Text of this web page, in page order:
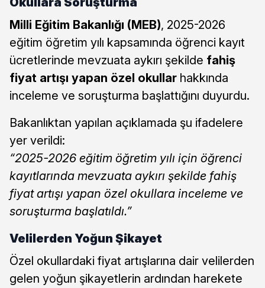
Milli Eğitim Bakanlığı (MEB), 2025-2026
eğitim öğretim yılı kapsamında öğrenci kayıt
ücretlerinde mevzuata aykırı şekilde fahiş
fiyat artışı yapan özel okullar hakkında
inceleme ve soruşturma başlattığını duyurdu.
Bakanlıktan yapılan açıklamada şu ifadelere
yer verildi:
“2025-2026 eğitim öğretim yılı için öğrenci
kayıtlarında mevzuata aykırı şekilde fahiş
fiyat artışı yapan özel okullara inceleme ve
soruşturma başlatıldı.”
Velilerden Yoğun Şikayet
Özel okullardaki fiyat artışlarına dair velilerden
gelen yoğun şikayetlerin ardından harekete